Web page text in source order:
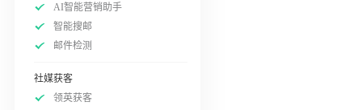
AI智能营销助手
智能搜邮
邮件检测
社媒获客
领英获客